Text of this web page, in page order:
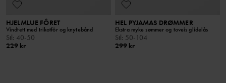
HJELMLUE FÔRET
Vindtett med trikotfôr og knytebånd
Stl: 40-50
229 kr
HEL PYJAMAS DRØMMER
Ekstra myke sømmer og toveis glidelås
Stl: 50-104
299 kr